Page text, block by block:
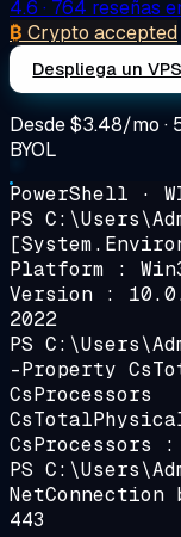
4.6 · 764 reseñas
₿ Crypto accepted
Despliega un
Desde$3.48/mo ·
BYOL
PowerShell ·
PS
Platform :
Version :
2022
PS
-Property
CsProcessors
CsProcessors :
PS
443